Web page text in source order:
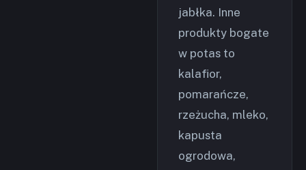
jabłka. Inne
produkty bogate
w potas to
kalafior,
pomarańcze,
rzeżucha, mleko,
kapusta
ogrodowa,